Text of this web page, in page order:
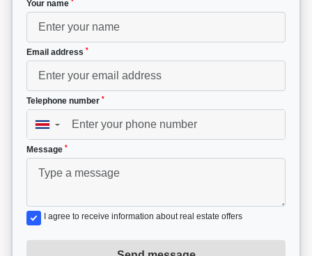
Your name
Email address *
Telephone number *
▼
Message *
I agree to receive information about real estate offers